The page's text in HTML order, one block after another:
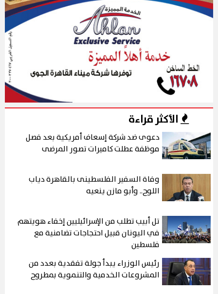
الأكثر قراءة
دعوى ضد شركة إسعاف أمريكية بعد فصل
موظفة عطلت كاميرات تصور المرضى
وفاة السفير الفلسطينى بالقاهرة دياب
اللوح.. وأبو مازن ينعيه
تل أبيب تطلب من الإسرائيليين إخفاء هويتهم
في اليونان قبيل احتجاجات تضامنية مع
فلسطين
رئيس الوزراء يبدأ جولة تفقدية بعدد من
المشروعات الخدمية والتنموية بمطروح